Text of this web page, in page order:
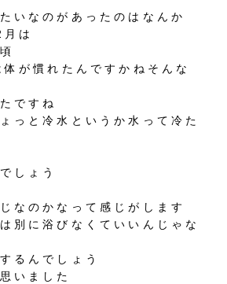
いなのがあったのはなんか
は
が慣れたんですかねそんな
ですね
っと冷水というか水って冷た
しょう
なのかなって感じがします
別に浴びなくていいんじゃな
るんでしょう
いました